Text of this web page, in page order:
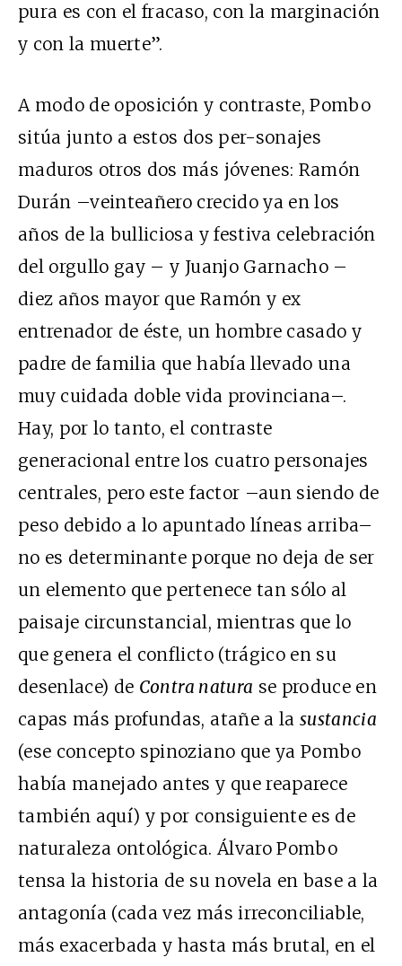
pura es con el fracaso, con la marginación
y con la muerte”.
A modo de oposición y contraste, Pombo
sitúa junto a estos dos per-sonajes
maduros otros dos más jóvenes: Ramón
Durán –veinteañero crecido ya en los
años de la bulliciosa y festiva celebración
del orgullo gay – y Juanjo Garnacho –
diez años mayor que Ramón y ex
entrenador de éste, un hombre casado y
padre de familia que había llevado una
muy cuidada doble vida provinciana–.
Hay, por lo tanto, el contraste
generacional entre los cuatro personajes
centrales, pero este factor –aun siendo de
peso debido a lo apuntado líneas arriba–
no es determinante porque no deja de ser
un elemento que pertenece tan sólo al
paisaje circunstancial, mientras que lo
que genera el conflicto (trágico en su
desenlace) de Contra natura se produce en
capas más profundas, atañe a la sustancia
(ese concepto spinoziano que ya Pombo
había manejado antes y que reaparece
también aquí) y por consiguiente es de
naturaleza ontológica. Álvaro Pombo
tensa la historia de su novela en base a la
antagonía (cada vez más irreconciliable,
más exacerbada y hasta más brutal, en el